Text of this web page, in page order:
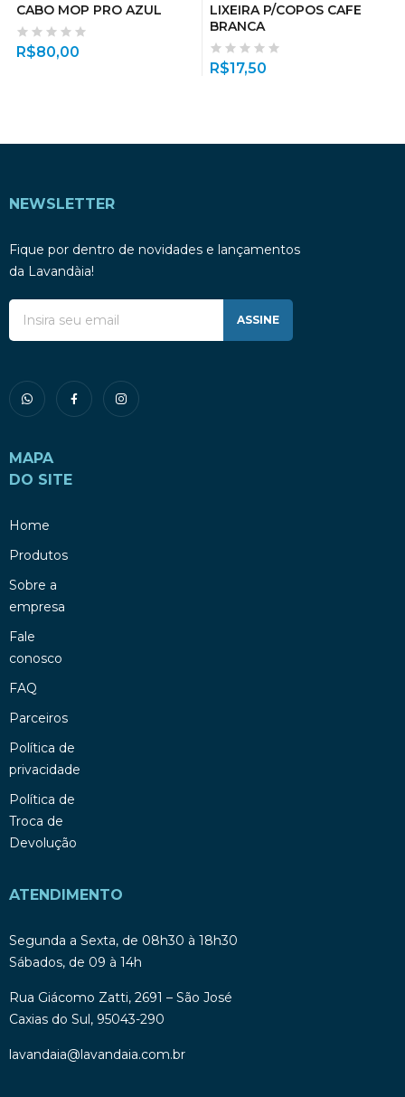
CABO MOP PRO AZUL
R$80,00
LIXEIRA P/COPOS CAFE
BRANCA
R$17,50
NEWSLETTER
Fique por dentro de novidades e lançamentos
da Lavandàia!
ASSINE
MAPA
DO SITE
Home
Produtos
Sobre a
empresa
Fale
conosco
FAQ
Parceiros
Política de
privacidade
Política de
Troca de
Devolução
ATENDIMENTO
Segunda a Sexta, de 08h30 à 18h30
Sábados, de 09 à 14h
Rua Giácomo Zatti, 2691 – São José
Caxias do Sul, 95043-290
lavandaia@lavandaia.com.br